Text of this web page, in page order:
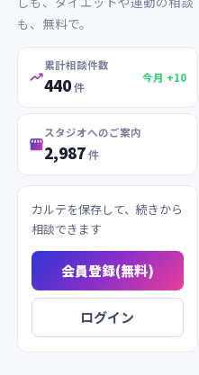
も、無料で。

累計相談件数
440件
今月 +10

スタジオへのご案内
2,987件
カルテを保存して、続きから
相談できます
会員登録(無料)
ログイン